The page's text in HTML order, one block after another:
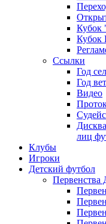
Кубок
Кубок
Ссылки
Год
Год
Видео
лиц
Клубы
Игроки
Детский футбол